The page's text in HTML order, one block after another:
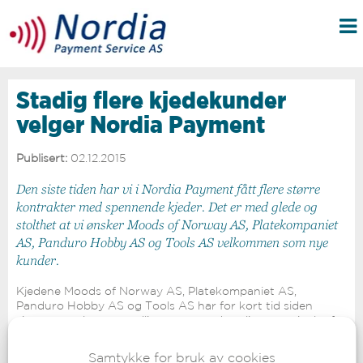
Samtykke for bruk av cookies
Stadig flere kjedekunder
velger Nordia Payment
Publisert: 02.12.2015
Den siste tiden har vi i Nordia Payment fått flere større
kontrakter med spennende kjeder. Det er med glede og
stolthet at vi ønsker Moods of Norway AS, Platekompaniet
AS, Panduro Hobby AS og Tools AS velkommen som nye
kunder.
Kjedene Moods of Norway AS, Platekompaniet AS,
Panduro Hobby AS og Tools AS har for kort tid siden
signert avtaler og utrullingen av nye betalingsterminaler for